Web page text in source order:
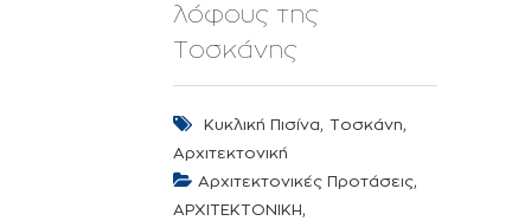
λόφους της
Τοσκάνης
Κυκλική Πισίνα, Τοσκάνη,
Αρχιτεκτονική
Αρχιτεκτονικές Προτάσεις,
ΑΡΧΙΤΕΚΤΟΝΙΚΗ,